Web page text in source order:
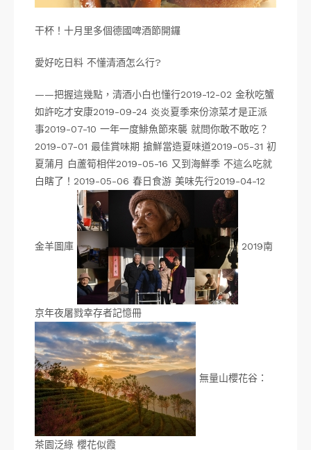
干杯！十月里多個德國啤酒節開鑼
愛好吃日料 不懂清酒怎么行?
——把握這幾點，清酒小白也懂行2019-12-02 金秋吃蟹
如許吃才安康2019-09-24 炎炎夏季來份涼菜才是正派
事2019-07-10 一年一度鯡魚節來襲 就問你敢不敢吃？
2019-07-01 最佳賞味期 搶鮮當造夏味道2019-05-31 初
夏蒲月 白蘆筍相伴2019-05-16 又到海鮮季 不這么吃就
白瞎了！2019-05-06 春日食游 美味先行2019-04-12
金羊圖庫 2019南
京年夜屠戮幸存者記憶冊
無量山櫻花谷：
茶園泛綠 櫻花似霞